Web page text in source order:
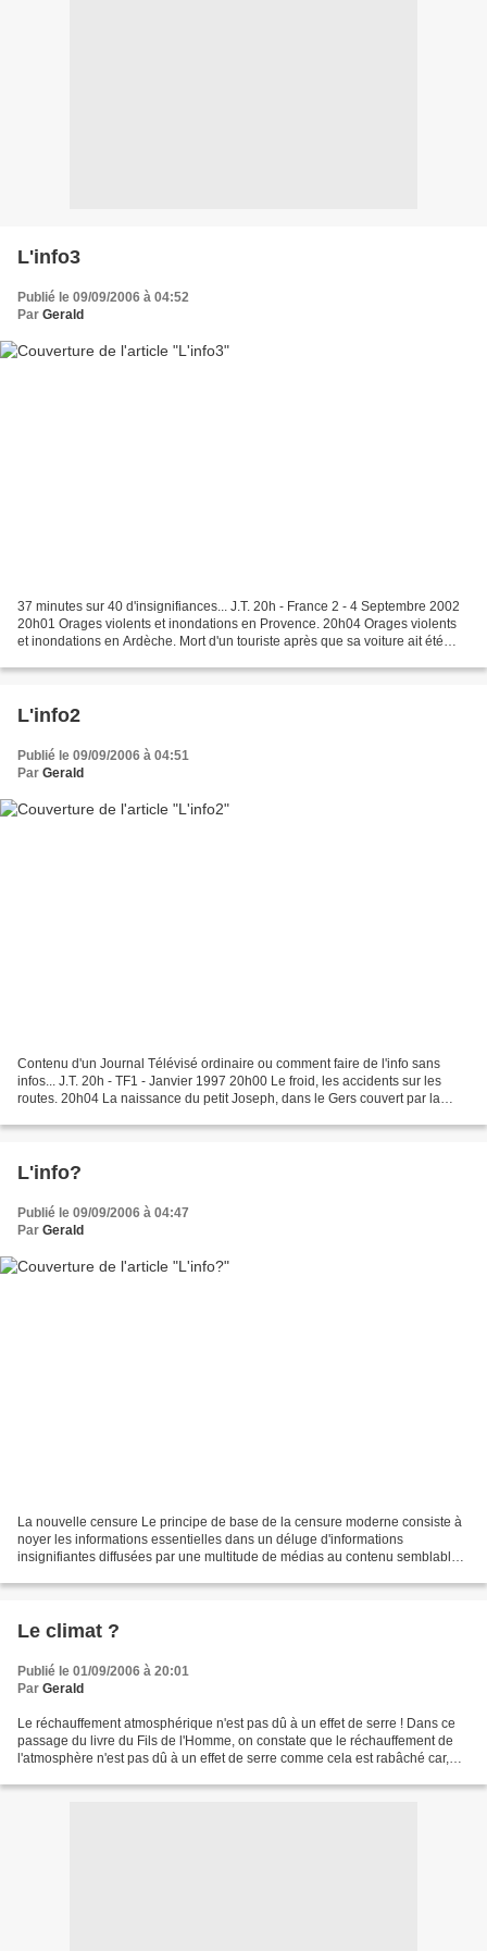
L'info3
Publié le 09/09/2006 à 04:52
Par Gerald
37 minutes sur 40 d'insignifiances... J.T. 20h - France 2 - 4 Septembre 2002
20h01 Orages violents et inondations en Provence. 20h04 Orages violents
et inondations en Ardèche. Mort d'un touriste après que sa voiture ait été
L'info2
Publié le 09/09/2006 à 04:51
Par Gerald
Contenu d'un Journal Télévisé ordinaire ou comment faire de l'info sans
infos... J.T. 20h - TF1 - Janvier 1997 20h00 Le froid, les accidents sur les
routes. 20h04 La naissance du petit Joseph, dans le Gers couvert par la
L'info?
Publié le 09/09/2006 à 04:47
Par Gerald
La nouvelle censure Le principe de base de la censure moderne consiste à
noyer les informations essentielles dans un déluge d'informations
insignifiantes diffusées par une multitude de médias au contenu semblable.
Le climat ?
Publié le 01/09/2006 à 20:01
Par Gerald
Le réchauffement atmosphérique n'est pas dû à un effet de serre ! Dans ce
passage du livre du Fils de l'Homme, on constate que le réchauffement de
l'atmosphère n'est pas dû à un effet de serre comme cela est rabâché car,